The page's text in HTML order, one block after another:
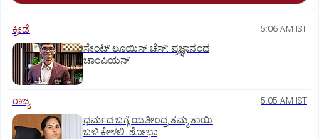
ಕ್ರೀಡೆ 5:06 AM IST
ಸೇಂಟ್‌ ಲೂಯಿಸ್‌ ಚೆಸ್‌: ಪ್ರಜ್ಞಾನಂದ
ಚಾಂಪಿಯನ್‌
ರಾಜ್ಯ 5:05 AM IST
ಧರ್ಮದ ಬಗ್ಗೆ ಯತೀಂದ್ರ ತಮ್ಮ ತಾಯಿ
ಬಳಿ ಕೇಳಲಿ: ಶೋಭಾ